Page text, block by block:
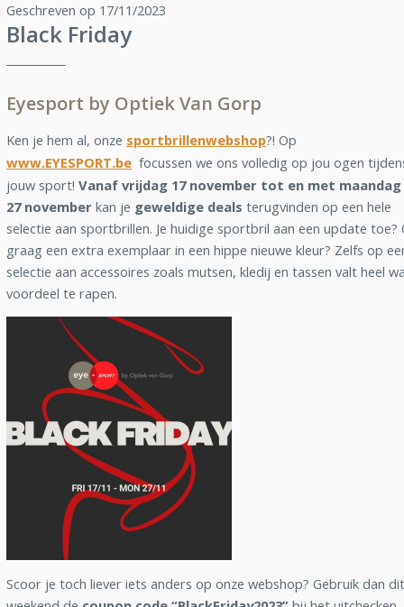
Geschreven op 17/11/2023
Black Friday
Eyesport by Optiek Van Gorp
Ken je hem al, onze sportbrillenwebshop?! Op
www.EYESPORT.be focussen we ons volledig op jou ogen
jouw sport! Vanaf vrijdag 17 november tot en met maandag
27 november kan je geweldige deals terugvinden op een hele
selectie aan sportbrillen. Je huidige sportbril aan een update toe?
graag een extra exemplaar in een hippe nieuwe kleur? Zelfs op
selectie aan accessoires zoals mutsen, kledij en tassen valt heel
voordeel te rapen.
Scoor je toch liever iets anders op onze webshop? Gebruik dan dit